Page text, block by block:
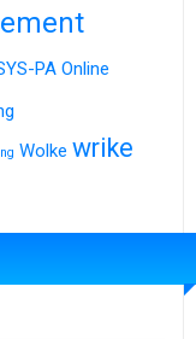
PA Online
Wolke wrike